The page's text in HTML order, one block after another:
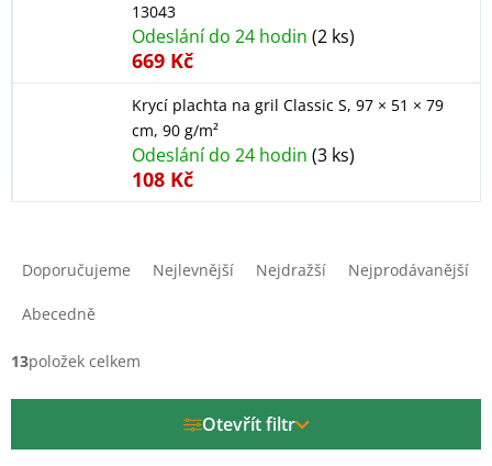
13043
Odeslání do 24 hodin (2 ks)
669 Kč
Krycí plachta na gril Classic S, 97 × 51 × 79
cm, 90 g/m²
Odeslání do 24 hodin (3 ks)
108 Kč
í
Doporučujeme Nejlevnější Nejdražší Nejprodávanější
Abecedně
13položek celkem
Otevřít filtr